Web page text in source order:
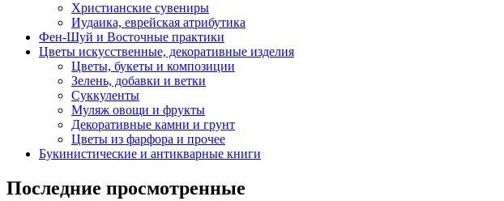
Христианские сувениры
Иудаика, еврейская атрибутика
Фен-Шуй и Восточные практики
Цветы искусственные, декоративные изделия
Цветы, букеты и композиции
Зелень, добавки и ветки
Суккуленты
Муляж овощи и фрукты
Декоративные камни и грунт
Цветы из фарфора и прочее
Букинистические и антикварные книги
Последние просмотренные